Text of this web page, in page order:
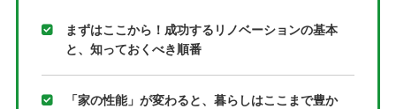
まずはここから！成功するリノベーションの基本
と、知っておくべき順番
「家の性能」が変わると、暮らしはここまで豊か